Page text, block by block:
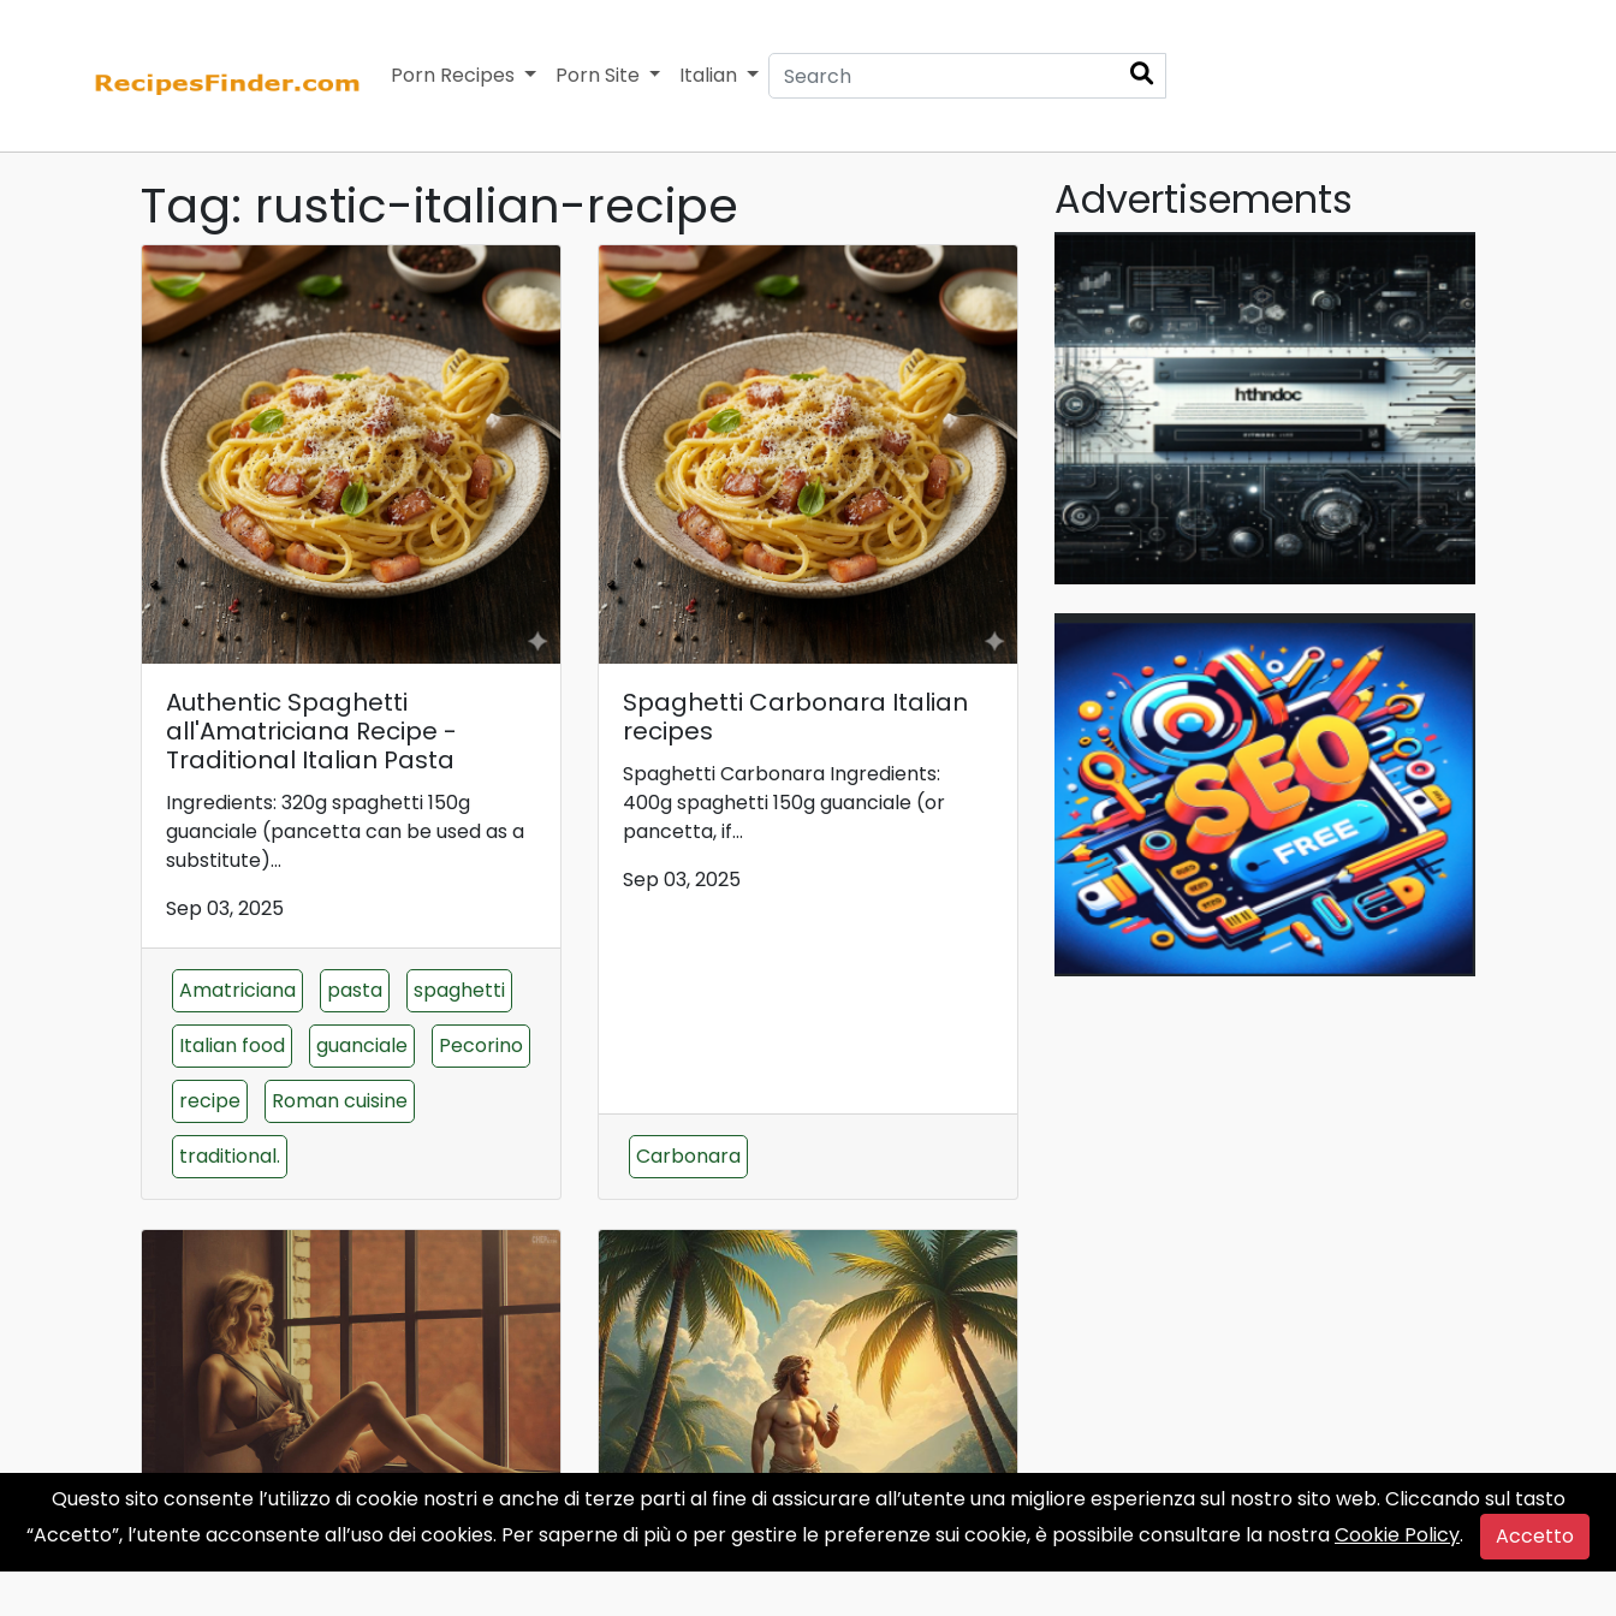
Questo sito consente l’utilizzo di cookie nostri e anche di terze parti al fine di assicurare all’utente una migliore esperienza sul nostro sito web. Cliccando sul tasto
“Accetto”, l’utente acconsente all’uso dei cookies. Per saperne di più o per gestire le preferenze sui cookie, è possibile consultare la nostraCookie Policy. Accetto
Porn Recipes Porn Site Italian
Tag: rustic-italian-recipe
Authentic Spaghetti
all'Amatriciana Recipe -
Traditional Italian Pasta
Ingredients: 320g spaghetti 150g
guanciale (pancetta can be used as a
substitute)...
Sep 03, 2025
Amatriciana pasta
spaghetti
Italian food
guanciale
Pecorino
recipe
Roman cuisine
traditional.
Spaghetti Carbonara Italian
recipes
Spaghetti Carbonara Ingredients:
400g spaghetti 150g guanciale (or
pancetta, if...
Sep 03, 2025
Carbonara
Delicious Coconut Cake
Advertisements